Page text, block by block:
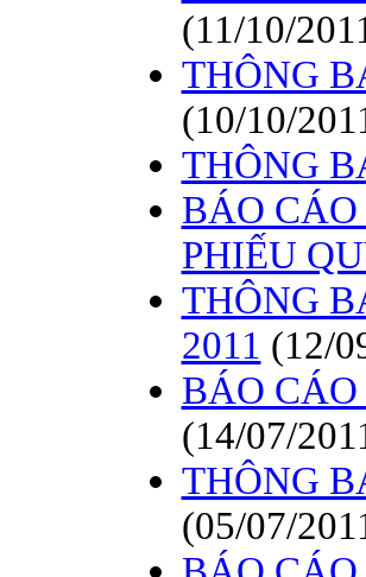
(11/10/
THÔNG
(10/10/
THÔNG
BÁO
PHIẾU
THÔNG
2011 (12/
BÁO
(14/07/
THÔNG
(05/07/